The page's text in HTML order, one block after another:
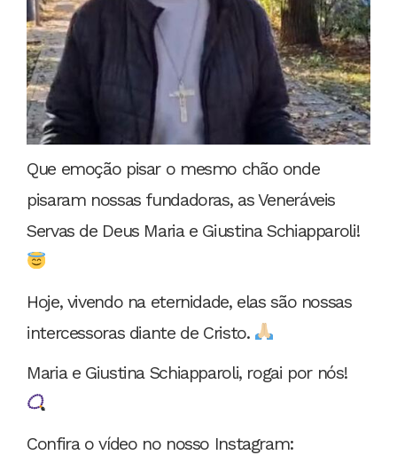
Que emoção pisar o mesmo chão onde
pisaram nossas fundadoras, as Veneráveis
Servas de Deus Maria e Giustina Schiapparoli!
Hoje, vivendo na eternidade, elas são nossas
intercessoras diante de Cristo.
Maria e Giustina Schiapparoli, rogai por nós!
Confira o vídeo no nosso Instagram: